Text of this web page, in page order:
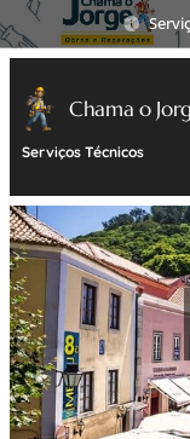
Chama o
Serviços Técnicos